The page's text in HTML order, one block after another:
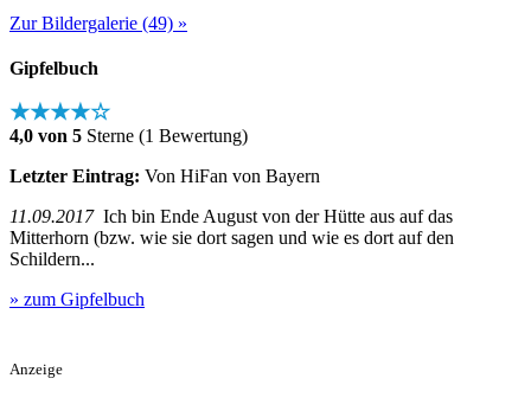
Zur Bildergalerie (49) »
Gipfelbuch
★★★★☆
4,0 von 5 Sterne (1 Bewertung)
Letzter Eintrag: Von HiFan von Bayern
11.09.2017Ich bin Ende August von der Hütte aus auf das
Mitterhorn (bzw. wie sie dort sagen und wie es dort auf den
Schildern...
» zum Gipfelbuch
Anzeige